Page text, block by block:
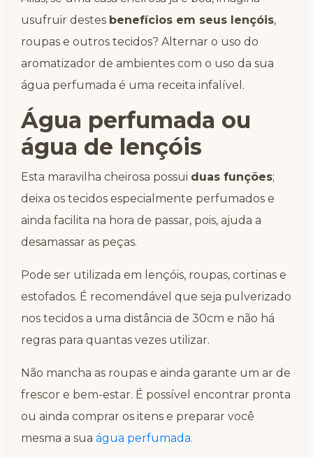
usufruir destes benefícios em seus lençóis,
roupas e outros tecidos? Alternar o uso do
aromatizador de ambientes com o uso da sua
água perfumada é uma receita infalível.
Água perfumada ou
água de lençóis
Esta maravilha cheirosa possui duas funções;
deixa os tecidos especialmente perfumados e
ainda facilita na hora de passar, pois, ajuda a
desamassar as peças.
Pode ser utilizada em lençóis, roupas, cortinas e
estofados. É recomendável que seja pulverizado
nos tecidos a uma distância de 30cm e não há
regras para quantas vezes utilizar.
Não mancha as roupas e ainda garante um ar de
frescor e bem-estar. É possível encontrar pronta
ou ainda comprar os itens e preparar você
mesma a sua água perfumada.